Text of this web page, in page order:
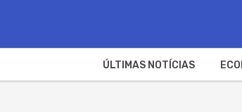
ÚLTIMAS NOTÍCIAS